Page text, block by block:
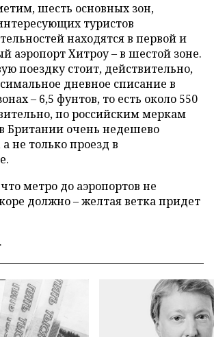
шесть основных зон,
туристов
находятся в первой и
аэропорт Хитроу – в шестой зоне.
поездку стоит, действительно,
дневное списание в
– 6,5 фунтов, то есть около 550
по российским меркам
Британии очень недешево
не только проезд в
метро до аэропортов не
должно – желтая ветка придет